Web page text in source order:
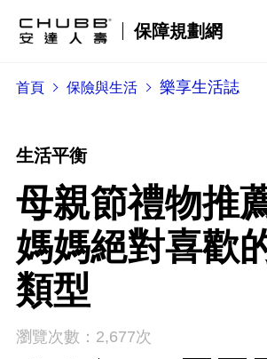
保障規劃網
保險商品
需求分析
投保與理賠
保險與生活
首頁 保險與生活 樂享生活誌
生活平衡
母親節禮物推
媽媽絕對喜歡
類型
瀏覽次數：2,677次